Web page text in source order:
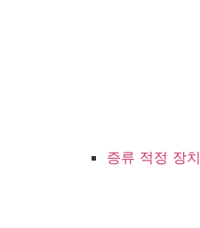
증류 적정 장치